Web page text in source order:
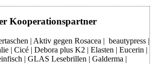
Kooperationspartner
| Aktiv gegen Rosacea | beautypress |
| Cicé | Debora plus K2 | Elasten | Eucerin |
| GLAS Lesebrillen | Galderma |